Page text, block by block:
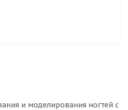
и моделирования ногтей с